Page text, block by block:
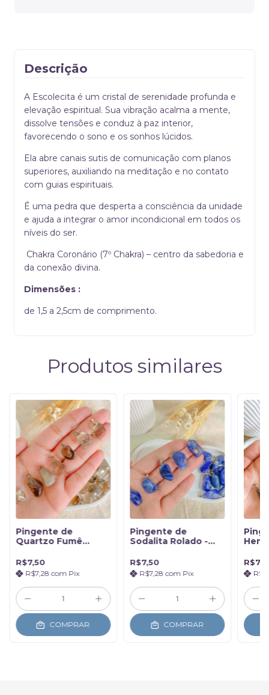
Descrição
A Escolecita é um cristal de serenidade profunda e
elevação espiritual. Sua vibração acalma a mente,
dissolve tensões e conduz à paz interior,
favorecendo o sono e os sonhos lúcidos.
Ela abre canais sutis de comunicação com planos
superiores, auxiliando na meditação e no contato
com guias espirituais.
É uma pedra que desperta a consciência da unidade
e ajuda a integrar o amor incondicional em todos os
níveis do ser.
Chakra Coronário (7º Chakra) – centro da sabedoria e
da conexão divina.
Dimensões :
de 1,5 a 2,5cm de comprimento.
Produtos similares
Pingente de
Quartzo Fumê
R$7,50
R$7,28 com Pix
COMPRAR
Pingente de
Sodalita Rolado -
R$7,50
R$7,28com Pix
COMPRAR